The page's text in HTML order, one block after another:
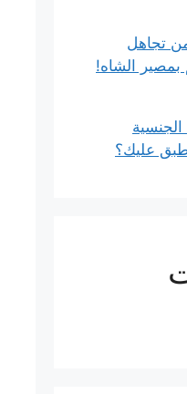
تجاهل
الشاه!
عليك؟